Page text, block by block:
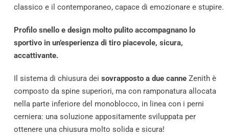
classico e il contemporaneo, capace di emozionare e stupire.
Profilo snello e design molto pulito accompagnano lo
sportivo in un’esperienza di tiro piacevole, sicura,
accattivante.
Il sistema di chiusura dei sovrapposto a due canne Zenith è
composto da spine superiori, ma con ramponatura allocata
nella parte inferiore del monoblocco, in linea con i perni
cerniera: una soluzione appositamente sviluppata per
ottenere una chiusura molto solida e sicura!